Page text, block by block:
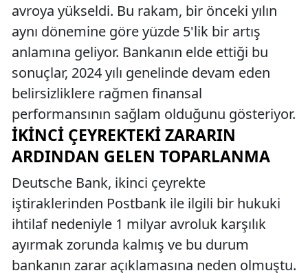
avroya yükseldi. Bu rakam, bir önceki yılın
aynı dönemine göre yüzde 5'lik bir artış
anlamına geliyor. Bankanın elde ettiği bu
sonuçlar, 2024 yılı genelinde devam eden
belirsizliklere rağmen finansal
performansının sağlam olduğunu gösteriyor.
İKINCI ÇEYREKTEKI ZARARIN
ARDINDAN GELEN TOPARLANMA
Deutsche Bank, ikinci çeyrekte
iştiraklerinden Postbank ile ilgili bir hukuki
ihtilaf nedeniyle 1 milyar avroluk karşılık
ayırmak zorunda kalmış ve bu durum
bankanın zarar açıklamasına neden olmuştu.